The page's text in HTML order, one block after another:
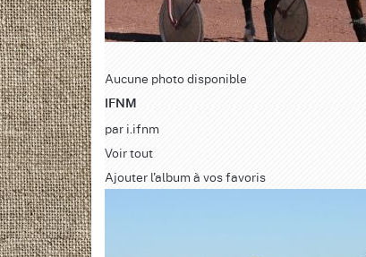
Aucune photo disponible
IFNM
par i.ifnm
Voir tout
Ajouter l'album à vos favoris